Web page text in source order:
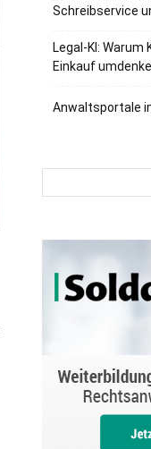
Schreibservice
Legal-KI:
Einkauf
Anwaltsportale